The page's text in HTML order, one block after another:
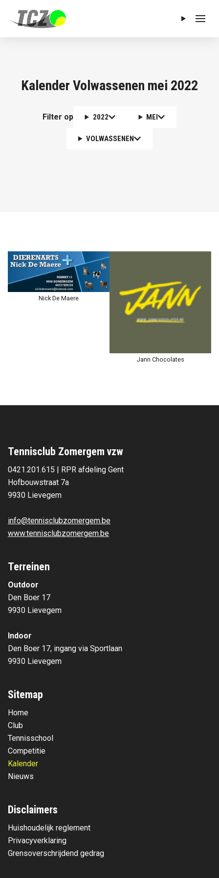
Menu
Kalender Volwassenen mei 2022
Filter op 2022 MEI
VOLWASSENEN
Nick De Maere
Jann Chocolates
Tennisclub Zomergem vzw
0421.201.615 | RPR afdeling Gent
Hofbouwstraat 7a
9930 Lievegem
info@tennisclubzomergem.be
www.tennisclubzomergem.be
Terreinen
Outdoor
Den Boer 17
9930 Lievegem
Indoor
Den Boer 17, ingang via Sportlaan
9930 Lievegem
Sitemap
Home
Club
Tennisschool
Competitie
Kalender
Nieuws
Disclaimers
Huishoudelijk reglement
Privacyverklaring
Grensoverschrijdend gedrag